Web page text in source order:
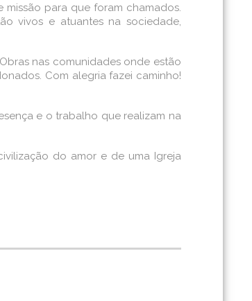
para que foram chamados.
vivos e atuantes na sociedade,
nas comunidades onde estão
Com alegria fazei caminho!
e o trabalho que realizam na
do amor e de uma Igreja